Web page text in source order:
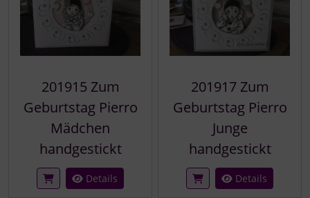
201915 Zum
Geburtstag Pierro
Mädchen
handgestickt
Details
201917 Zum
Geburtstag Pierro
Junge
handgestickt
Details